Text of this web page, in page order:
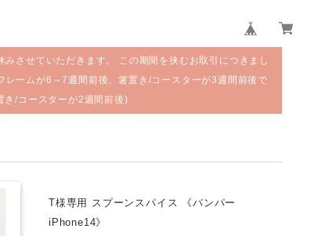
させていただきます。 この期間を挟むお取引につきまし
ームが6～7週間前後、箸置き/コースターが3週間前後で
き/コースターが2週間前後)
T様専用 スプーンスパイス 《バンパー
iPhone14》